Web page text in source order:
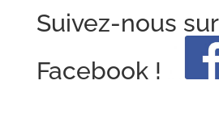
Suivez-nous sur
Facebook !